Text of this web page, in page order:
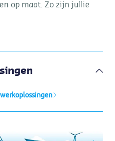
op maat. Zo zijn jullie